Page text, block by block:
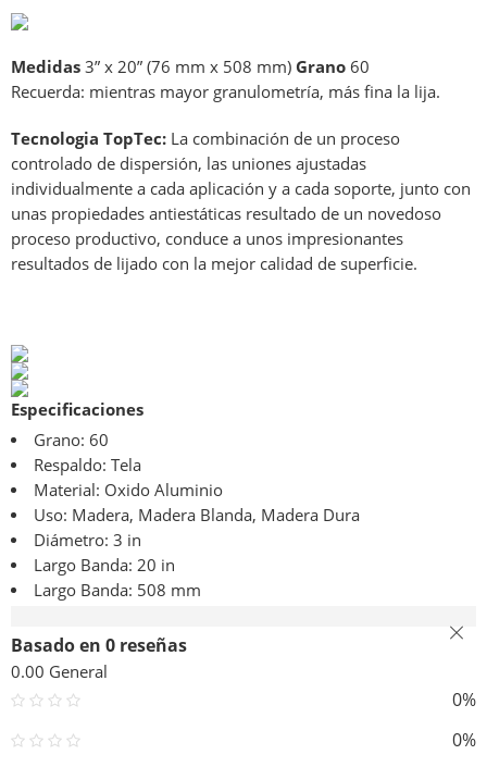
Medidas 3” x 20” (76 mm x 508 mm) Grano 60
Recuerda: mientras mayor granulometría, más fina la lija.
Tecnologia TopTec: La combinación de un proceso
controlado de dispersión, las uniones ajustadas
individualmente a cada aplicación y a cada soporte, junto con
unas propiedades antiestáticas resultado de un novedoso
proceso productivo, conduce a unos impresionantes
resultados de lijado con la mejor calidad de superficie.
Especificaciones
Grano: 60
Respaldo: Tela
Material: Oxido Aluminio
Uso: Madera, Madera Blanda, Madera Dura
Diámetro: 3 in
Largo Banda: 20 in
Largo Banda: 508 mm
Basado en 0 reseñas
0.00 General
0%
0%